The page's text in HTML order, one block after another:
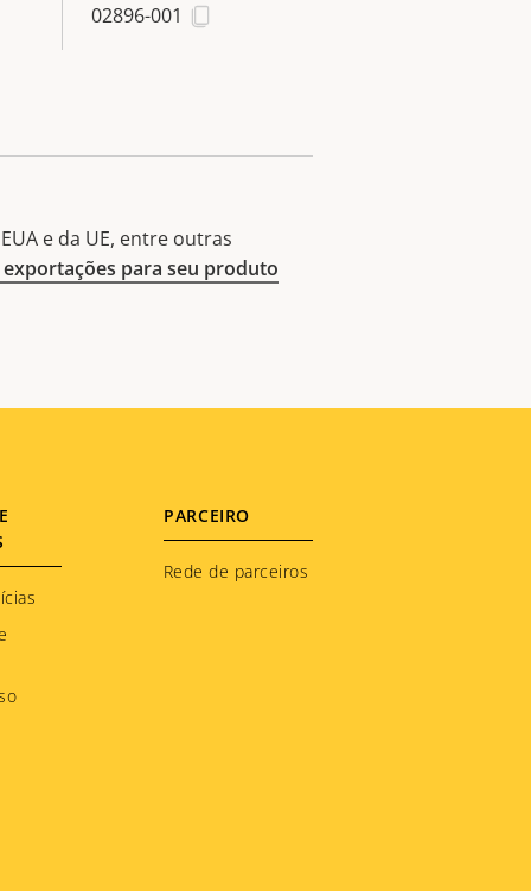
02896-001
e da UE, entre outras
para seu produto
PARCEIRO
Rede de parceiros